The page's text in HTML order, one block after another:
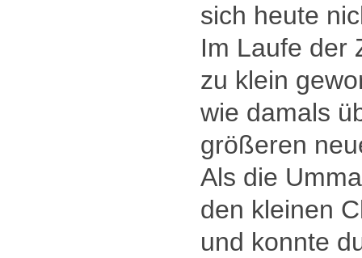
sich heute
Im Laufe der
zu klein
wie damals
größeren
Als die
den kleinen
und konnte